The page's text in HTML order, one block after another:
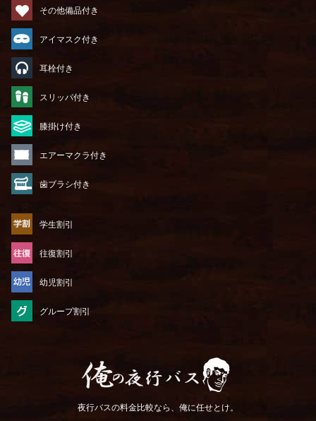
その他備品付き
アイマスク付き
耳栓付き
スリッパ付き
膝掛け付き
エアーマクラ付き
歯ブラシ付き
学生割引
往復割引
幼児割引
グループ割引
俺の夜行バス
夜行バスの料金比較なら、俺に任せとけ。